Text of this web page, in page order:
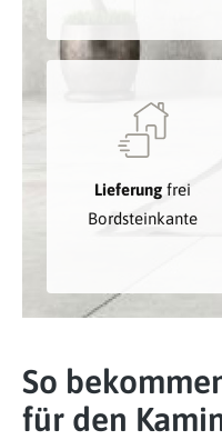
Lieferung frei
Bordsteinkante
So
für den